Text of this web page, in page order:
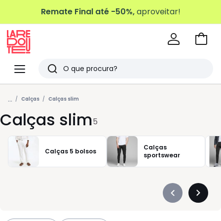
Remate Final até -50%,aproveitar!
Menu
Redoute
Pesquisar
Últimos
artigos
vistos
Ir
... Calças Calças slim
Calças slim5
Calças 5 bolsos
Calças
sportswear
Précédent